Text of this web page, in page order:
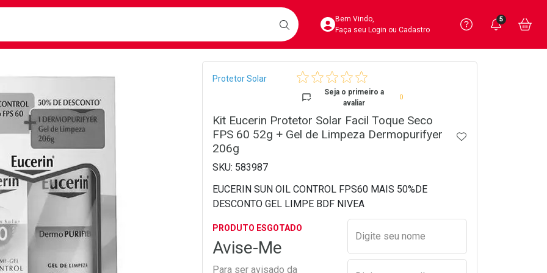
BUSCARAcesse sua Conta
Bem Vindo,
Faça seu Login ou Cadastro
Precisa
Ver Recursos
Você
5
Breadcrumb
Protetor Solar
Seja o primeiro a
avaliar
0
Kit Eucerin Protetor Solar Facil Toque Seco
FPS 60 52g + Gel de Limpeza Dermopurifyer
206g
ADICIONAR AOS
583987
EUCERIN SUN OIL CONTROL FPS60 MAIS 50%DE
DESCONTO GEL LIMPE BDF NIVEA
PRODUTO ESGOTADO
Avise-Me
Para ser avisado da
Preencher nome e email
Digite seu nome